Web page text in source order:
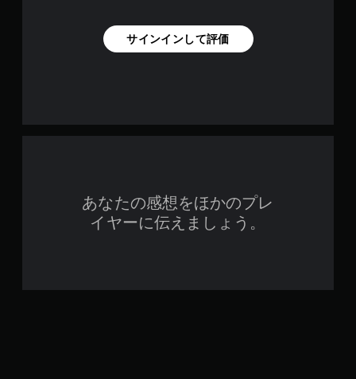
サインインして評価
あなたの感想をほかのプレ
イヤーに伝えましょう。